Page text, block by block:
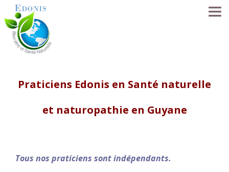
Praticiens Edonis en Santé naturelle
et naturopathie en Guyane
Tous nos praticiens sont indépendants.